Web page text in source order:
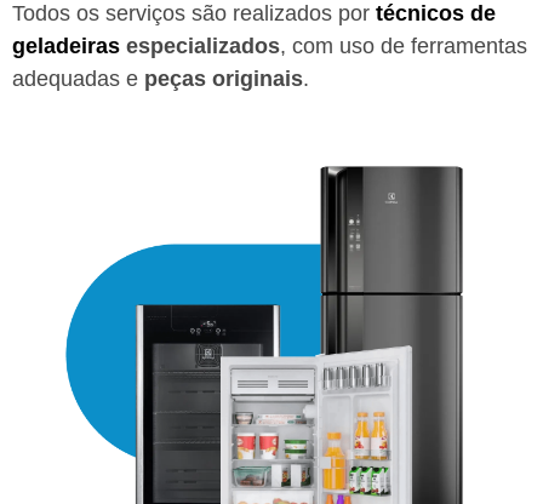
Todos os serviços são realizados por técnicos de
geladeiras especializados, com uso de ferramentas
adequadas e peças originais.